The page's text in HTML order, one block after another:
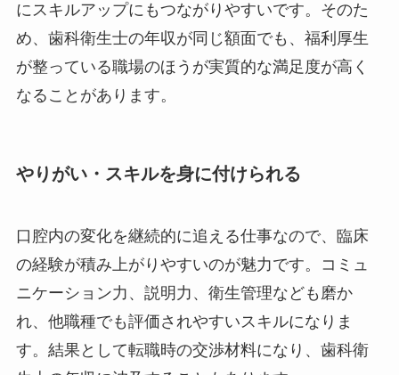
にスキルアップにもつながりやすいです。そのた
め、歯科衛生士の年収が同じ額面でも、福利厚生
が整っている職場のほうが実質的な満足度が高く
なることがあります。
やりがい・スキルを身に付けられる
口腔内の変化を継続的に追える仕事なので、臨床
の経験が積み上がりやすいのが魅力です。コミュ
ニケーション力、説明力、衛生管理なども磨か
れ、他職種でも評価されやすいスキルになりま
す。結果として転職時の交渉材料になり、歯科衛